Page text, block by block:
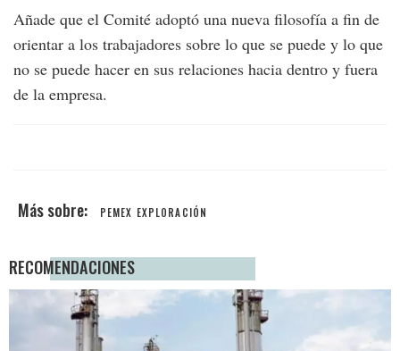
Añade que el Comité adoptó una nueva filosofía a fin de
orientar a los trabajadores sobre lo que se puede y lo que
no se puede hacer en sus relaciones hacia dentro y fuera
de la empresa.
PEMEX EXPLORACIÓN
RECOMENDACIONES